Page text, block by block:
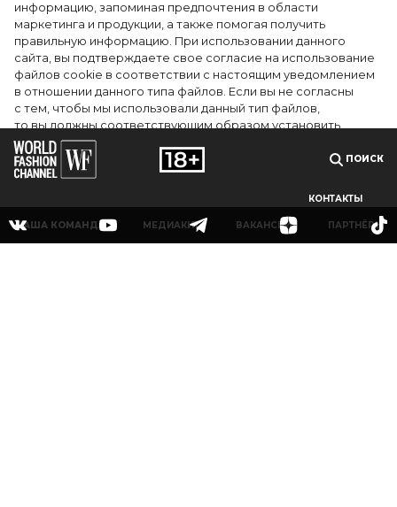
информацию, запоминая предпочтения в области
маркетинга и продукции, а также помогая получить
правильную информацию. При использовании данного
сайта, вы подтверждаете свое согласие на использование
файлов cookie в соответствии с настоящим уведомлением
в отношении данного типа файлов. Если вы не согласны
с тем, чтобы мы использовали данный тип файлов,
то вы должны соответствующим образом установить
настройки вашего браузера или не использовать сайт wfc.tv
СОГЛАСЕН
ПОИСК
КОНТАКТЫ
НАША КОМАНДА МЕДИАКИТ ВАКАНСИИ ПАРТНЁРЫ